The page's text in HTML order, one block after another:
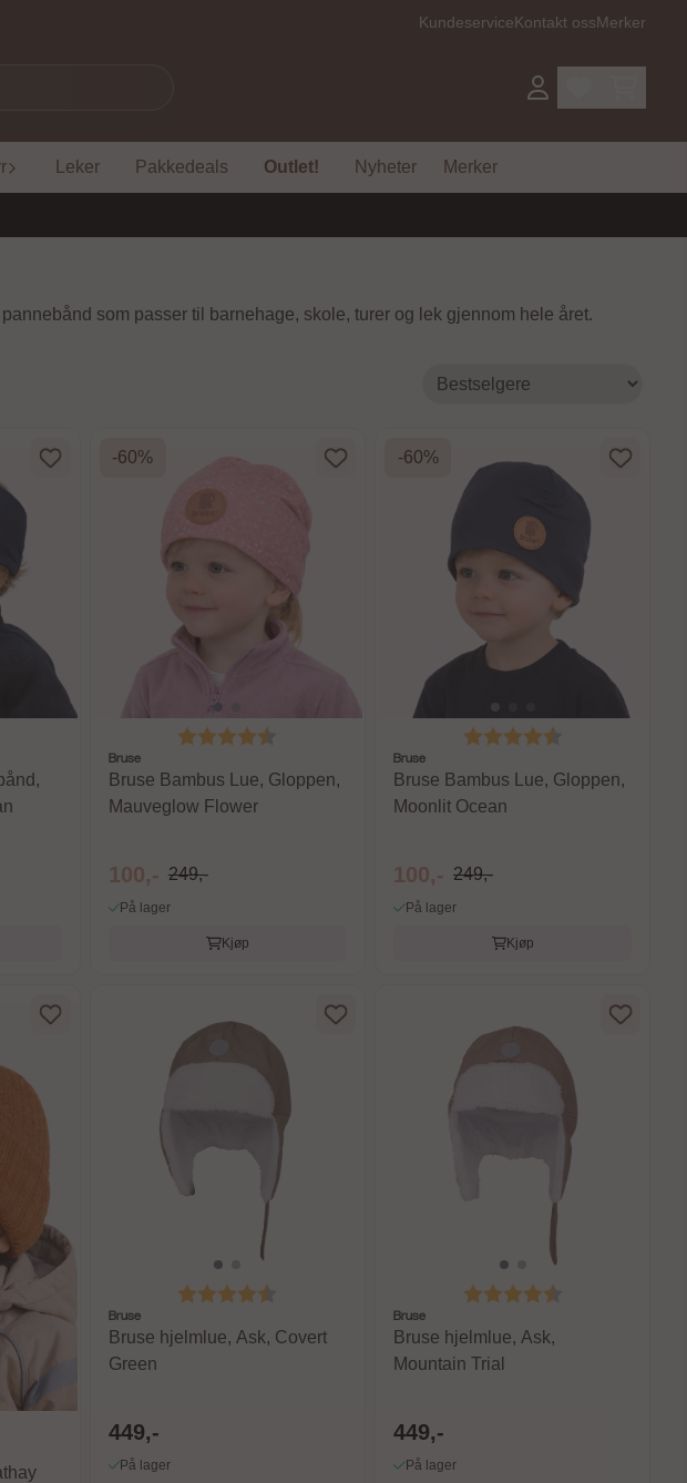
KundeserviceKontakt ossMerker
Leker Pakkedeals Outlet! Nyheter Merker
som passer til barnehage, skole, turer og lek gjennom hele året.
-60%
Karakter:
Bruse
Bruse Bambus Lue, Gloppen,
Mauveglow Flower
100,- 249,-
På lager
Kjøp
-60%
Karakter:
Bruse
Bruse Bambus Lue, Gloppen,
Moonlit Ocean
100,- 249,-
På lager
Kjøp
4.7 av 5 mulige
Karakter:
Bruse
Bruse hjelmlue, Ask, Covert
Green
449,-
På lager
Karakter:
Bruse
Bruse hjelmlue, Ask,
Mountain Trial
449,-
På lager